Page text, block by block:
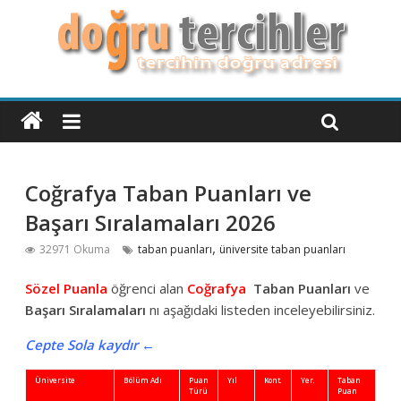
Coğrafya Taban Puanları ve
Başarı Sıralamaları 2026
32971 Okuma taban puanları, üniversite taban puanları
Sözel Puanla öğrenci alan Coğrafya Taban Puanları ve
Başarı Sıralamaları nı aşağıdaki listeden inceleyebilirsiniz.
Cepte Sola kaydır ←
Üniversite Bölüm Adı
Puan
Türü
Yıl Kont. Yer.
Taban
Puan